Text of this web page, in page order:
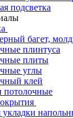
подсветка
багет,
плинтуса
плиты
углы
клей
потолочные
укладки